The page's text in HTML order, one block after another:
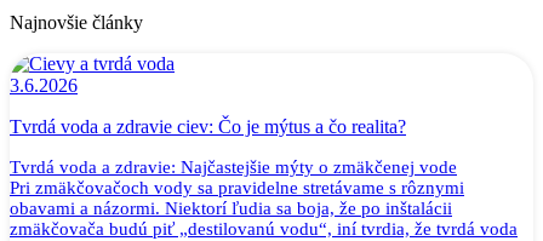
Najnovšie články
3.6.2026
Tvrdá voda a zdravie ciev: Čo je mýtus a čo realita?
Tvrdá voda a zdravie: Najčastejšie mýty o zmäkčenej vode
Pri zmäkčovačoch vody sa pravidelne stretávame s rôznymi
obavami a názormi. Niektorí ľudia sa boja, že po inštalácii
zmäkčovača budú piť „destilovanú vodu“, iní tvrdia, že tvrdá voda